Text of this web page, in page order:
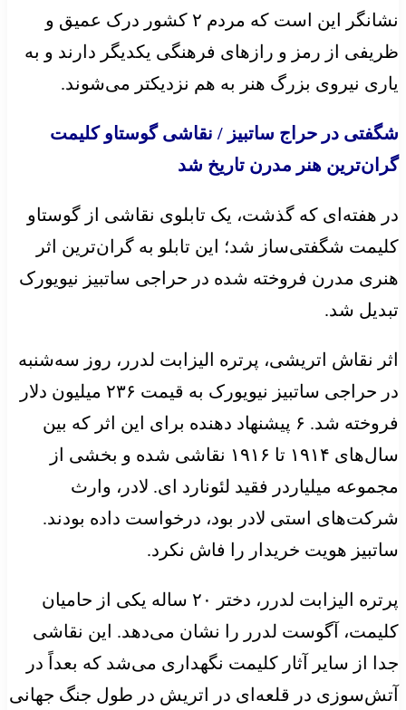
نشانگر این است که مردم ۲ کشور درک عمیق و
ظریفی از رمز و رازهای فرهنگی یکدیگر دارند و به
یاری نیروی بزرگ هنر به هم نزدیکتر می‌شوند.
شگفتی در حراج ساتبیز / نقاشی گوستاو کلیمت
گران‌ترین هنر مدرن تاریخ شد
در هفته‌ای که گذشت، یک تابلوی نقاشی از گوستاو
کلیمت شگفتی‌ساز شد؛ این تابلو به گران‌ترین اثر
هنری مدرن فروخته شده در حراجی ساتبیز نیویورک
تبدیل شد.
اثر نقاش اتریشی، پرتره الیزابت لدرر، روز سه‌شنبه
در حراجی ساتبیز نیویورک به قیمت ۲۳۶ میلیون دلار
فروخته شد. ۶ پیشنهاد دهنده برای این اثر که بین
سال‌های ۱۹۱۴ تا ۱۹۱۶ نقاشی شده و بخشی از
مجموعه میلیاردر فقید لئونارد ای. لادر، وارث
شرکت‌های استی لادر بود، درخواست داده بودند.
ساتبیز هویت خریدار را فاش نکرد.
پرتره الیزابت لدرر، دختر ۲۰ ساله یکی از حامیان
کلیمت، آگوست لدرر را نشان می‌دهد. این نقاشی
جدا از سایر آثار کلیمت نگهداری می‌شد که بعداً در
آتش‌سوزی در قلعه‌ای در اتریش در طول جنگ جهانی